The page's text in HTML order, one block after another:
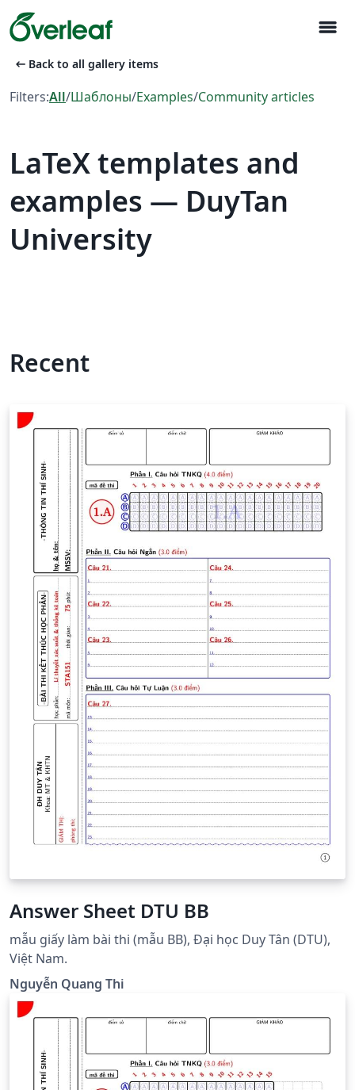
menu
arrow_left_alt Back to all gallery items
Filters:All/Шаблоны/Examples/Community articles
LaTeX templates and
examples — DuyTan
University
Recent
Answer Sheet DTU BB
mẫu giấy làm bài thi (mẫu BB), Đại học Duy Tân (DTU),
Việt Nam.
Nguyễn Quang Thi